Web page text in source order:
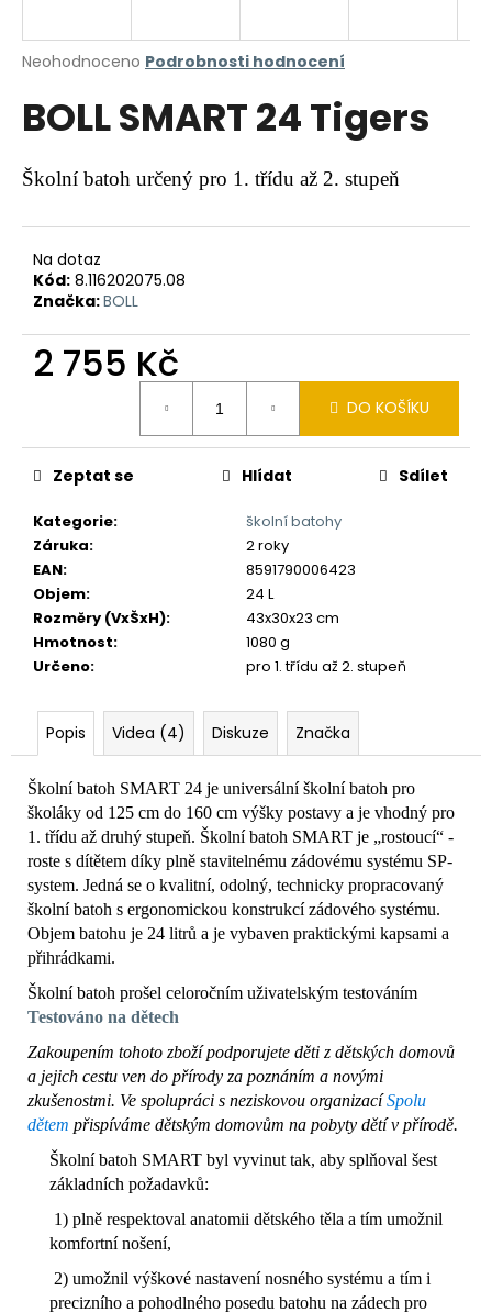
Průměrné
produktu
je
z
5
Neohodnoceno Podrobnosti hodnocení
BOLL SMART 24 Tigers
Školní batoh určený pro 1. třídu až 2. stupeň
Na dotaz
Kód: 8.116202075.08
Značka:BOLL
2 755 Kč
DO KOŠÍKU
Kategorie:
školní batohy
Záruka:
2 roky
EAN:
8591790006423
Objem:
24 L
Rozměry (VxŠxH):
43x30x23 cm
Hmotnost:
1080 g
Určeno: pro 1. třídu až 2. stupeň
Zeptat se Hlídat Sdílet
Popis Videa (4) Diskuze Značka
Školní batoh SMART 24 je universální školní batoh pro
školáky od 125 cm do 160 cm výšky postavy a je vhodný pro
1. třídu až druhý stupeň. Školní batoh SMART je „rostoucí“ -
roste s dítětem díky plně stavitelnému zádovému systému SP-
system. Jedná se o kvalitní, odolný, technicky propracovaný
školní batoh s ergonomickou konstrukcí zádového systému.
Objem batohu je 24 litrů a je vybaven praktickými kapsami a
přihrádkami.
Školní batoh prošel celoročním uživatelským testováním
Testováno na dětech
Zakoupením tohoto zboží podporujete děti z dětských domovů
a jejich cestu ven do přírody za poznáním a novými
zkušenostmi. Ve spolupráci s neziskovou organizacíSpolu
dětem přispíváme dětským domovům na pobyty dětí v přírodě.
Školní batoh SMART byl vyvinut tak, aby splňoval šest
základních požadavků:
1) plně respektoval anatomii dětského těla a tím umožnil
komfortní nošení,
2) umožnil výškové nastavení nosného systému a tím i
precizního a pohodlného posedu batohu na zádech pro
j
t
?
D
o
r
u
u
e
m
e